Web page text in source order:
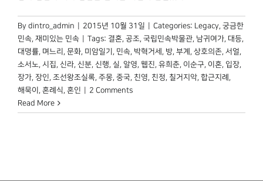
By dintro_admin 2015년 10월 31일 Categories: Legacy, 궁금한
민속, 재미있는 민속 Tags: 결혼, 공조, 국립민속박물관, 남귀여가, 대등,
대명률, 며느리 , 문화, 미암일기 , 민속, 박혁거세 , 방, 부계 , 상호의존, 서얼,
소서노, 시집, 신라, 신분, 신행, 실, 알영, 웹진, 유희춘, 이순구, 이혼, 입장,
장가, 장인, 조선왕조실록, 주몽, 중국, 친영, 친정, 칠거지악, 합근지례 ,
해묵이 , 혼례식, 혼인
2 Comments
Read More